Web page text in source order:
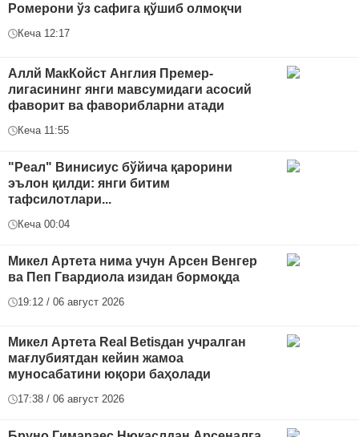
Ромерони ўз сафига қўшиб олмоқчи
Кеча 12:17
Аллй МакКойст Англия Премер-
лигасининг янги мавсумидаги асосий
фаворит ва фаворибларни атади
Кеча 11:55
"Реал" Винисиус бўйича қарорини
эълон қилди: янги битим
тафсилотлари...
Кеча 00:04
Микел Артета нима учун Арсен Венгер
ва Пеп Гвардиола изидан бормоқда
19:12 / 06 август 2026
Микел Артета Real Betisдан учралган
мағлубиятдан кейин жамоа
муносабатини юқори баҳолади
17:38 / 06 август 2026